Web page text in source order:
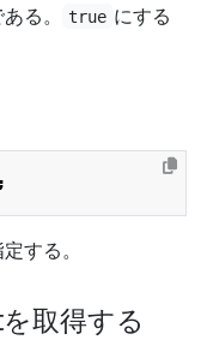
る。 true にする
する。
取得する